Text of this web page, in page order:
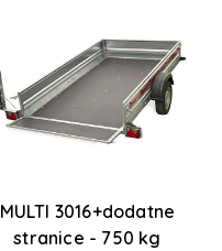
MULTI 3016+dodatne
stranice - 750 kg